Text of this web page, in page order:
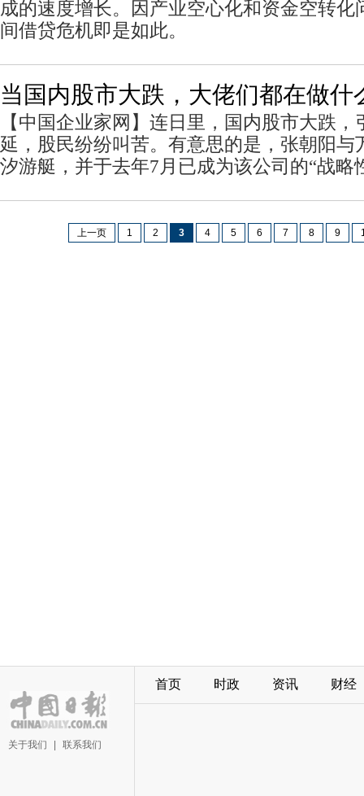
成的速度增长。因产业空心化和资金空转化
间借贷危机即是如此。
当国内股市大跌，大佬们都在做什
【中国企业家网】连日里，国内股市大跌
延，股民纷纷叫苦。有意思的是，张朝阳与
汐游艇，并于去年7月已成为该公司的“战略
上一页 1 2 3 4 5 6 7 8 9
关于我们 联系我们
首页 时政 资讯 财经